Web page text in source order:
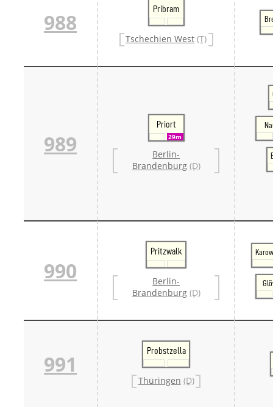
988
Pribram
Tschechien West (T)
989
Priort
29m
Berlin-
Brandenburg (D)
990
Pritzwalk
Berlin-
Brandenburg (D)
991
Probstzella
Thüringen (D)